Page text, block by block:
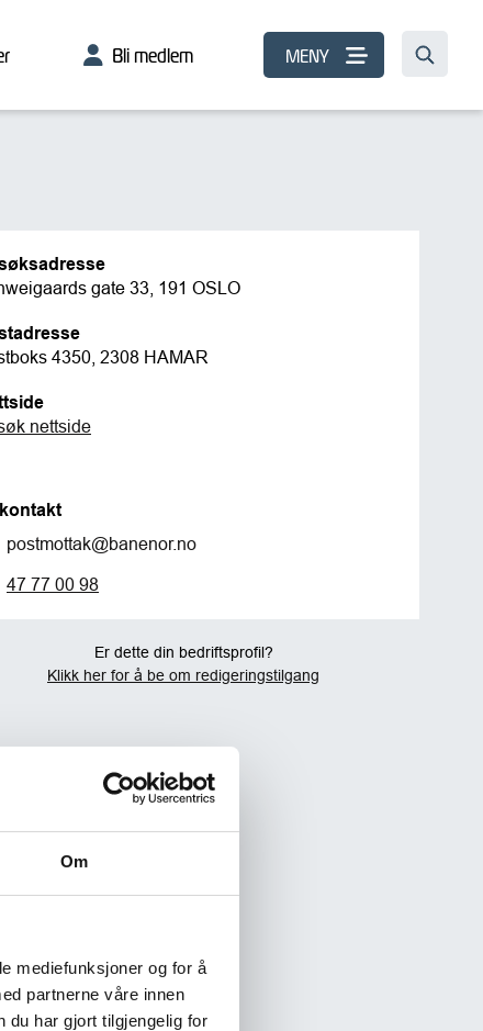
Om
mediefunksjoner og for å
partnerne våre innen
du har gjort tilgjengelig for
Bli medlem MENY
gate 33, 191 OSLO
4350, 2308 HAMAR
nettside
postmottak@banenor.no
47 77 00 98
Er dette din bedriftsprofil?
Klikk her for å be om redigeringstilgang